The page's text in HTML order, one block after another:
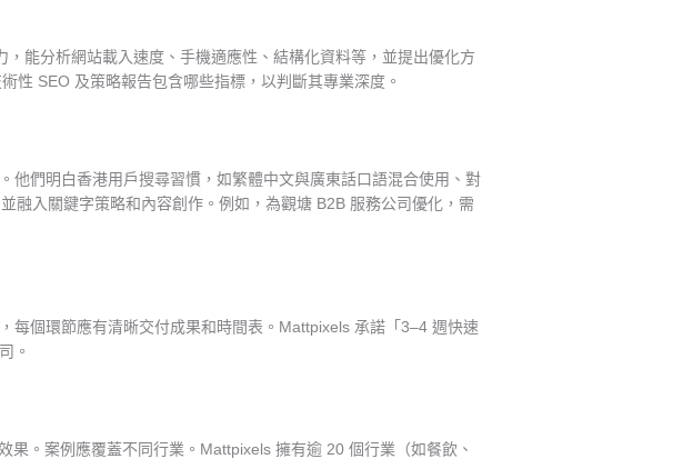
能分析網站載入速度、手機適應性、結構化資料等，並提出優化方
性 SEO 及策略報告包含哪些指標，以判斷其專業深度。
他們明白香港用戶搜尋習慣，如繁體中文與廣東話口語混合使用、對
融入關鍵字策略和內容創作。例如，為觀塘 B2B 服務公司優化，需
每個環節應有清晰交付成果和時間表。Mattpixels 承諾「3–4 週快速
。
果。案例應覆蓋不同行業。Mattpixels 擁有逾 20 個行業（如餐飲、